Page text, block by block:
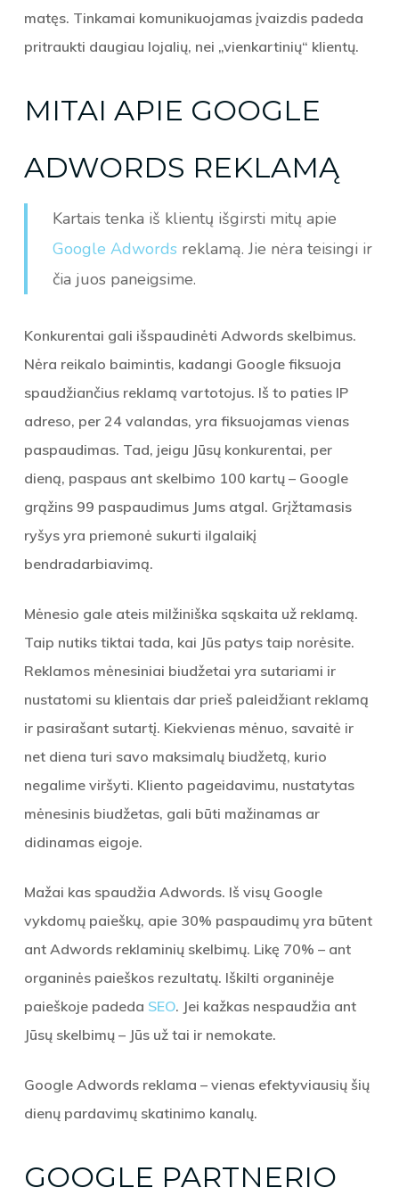
matęs. Tinkamai komunikuojamas įvaizdis padeda
pritraukti daugiau lojalių, nei „vienkartinių“ klientų.
MITAI APIE GOOGLE
ADWORDS REKLAMĄ
Kartais tenka iš klientų išgirsti mitų apie
Google Adwords reklamą. Jie nėra teisingi ir
čia juos paneigsime.
Konkurentai gali išspaudinėti Adwords skelbimus.
Nėra reikalo baimintis, kadangi Google fiksuoja
spaudžiančius reklamą vartotojus. Iš to paties IP
adreso, per 24 valandas, yra fiksuojamas vienas
paspaudimas. Tad, jeigu Jūsų konkurentai, per
dieną, paspaus ant skelbimo 100 kartų – Google
grąžins 99 paspaudimus Jums atgal. Grįžtamasis
ryšys yra priemonė sukurti ilgalaikį
bendradarbiavimą.
Mėnesio gale ateis milžiniška sąskaita už reklamą.
Taip nutiks tiktai tada, kai Jūs patys taip norėsite.
Reklamos mėnesiniai biudžetai yra sutariami ir
nustatomi su klientais dar prieš paleidžiant reklamą
ir pasirašant sutartį. Kiekvienas mėnuo, savaitė ir
net diena turi savo maksimalų biudžetą, kurio
negalime viršyti. Kliento pageidavimu, nustatytas
mėnesinis biudžetas, gali būti mažinamas ar
didinamas eigoje.
Mažai kas spaudžia Adwords. Iš visų Google
vykdomų paieškų, apie 30% paspaudimų yra būtent
ant Adwords reklaminių skelbimų. Likę 70% – ant
organinės paieškos rezultatų. Iškilti organinėje
paieškoje padeda SEO. Jei kažkas nespaudžia ant
Jūsų skelbimų – Jūs už tai ir nemokate.
Google Adwords reklama – vienas efektyviausių šių
dienų pardavimų skatinimo kanalų.
GOOGLE PARTNERIO